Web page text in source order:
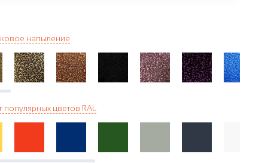
напыление
популярных цветов RAL